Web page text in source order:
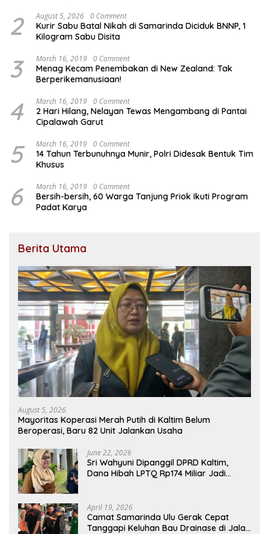
2 August 5, 2026 0 Comment
Kurir Sabu Batal Nikah di Samarinda Diciduk BNNP, 1
Kilogram Sabu Disita
3 March 16, 2019 0 Comment
Menag Kecam Penembakan di New Zealand: Tak
Berperikemanusiaan!
4 March 16, 2019 0 Comment
2 Hari Hilang, Nelayan Tewas Mengambang di Pantai
Cipalawah Garut
5 March 16, 2019 0 Comment
14 Tahun Terbunuhnya Munir, Polri Didesak Bentuk Tim
Khusus
6 March 16, 2019 0 Comment
Bersih-bersih, 60 Warga Tanjung Priok Ikuti Program
Padat Karya
Berita Utama
August 5, 2026
Mayoritas Koperasi Merah Putih di Kaltim Belum
Beroperasi, Baru 82 Unit Jalankan Usaha
June 22, 2026
Sri Wahyuni Dipanggil DPRD Kaltim,
Dana Hibah LPTQ Rp174 Miliar Jadi
April 19, 2026
Camat Samarinda Ulu Gerak Cepat
Tanggapi Keluhan Bau Drainase di Jalan